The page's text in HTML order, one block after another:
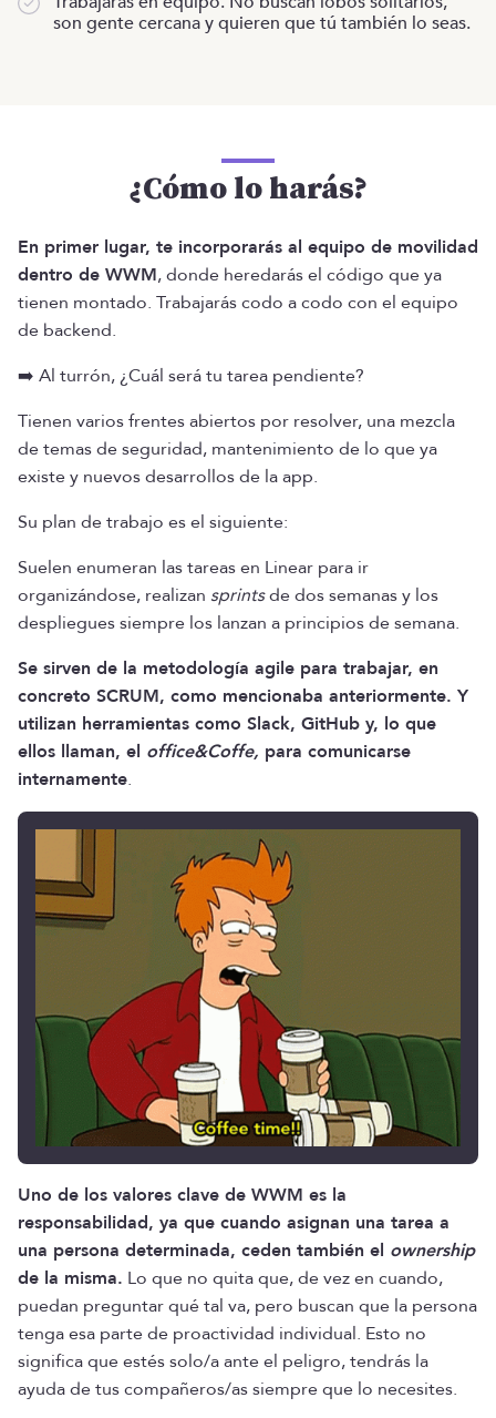
son gente cercana y quieren que tú también lo seas.
¿Cómo lo harás?
En primer lugar, te incorporarás al equipo de movilidad
dentro de WWM, donde heredarás el código que ya
tienen montado. Trabajarás codo a codo con el equipo
de backend.
➡️ Al turrón, ¿Cuál será tu tarea pendiente?
Tienen varios frentes abiertos por resolver, una mezcla
de temas de seguridad, mantenimiento de lo que ya
existe y nuevos desarrollos de la app.
Su plan de trabajo es el siguiente:
Suelen enumeran las tareas en Linear para ir
organizándose, realizan sprintsde dos semanas y los
despliegues siempre los lanzan a principios de semana.
Se sirven de la metodología agile para trabajar, en
concreto SCRUM, como mencionaba anteriormente. Y
utilizan herramientas como Slack, GitHub y, lo que
ellos llaman, el office&Coffe, para comunicarse
internamente.
Uno de los valores clave de WWM es la
responsabilidad, ya que cuando asignan una tarea a
una persona determinada, ceden también el ownership
de la misma. Lo que no quita que, de vez en cuando,
puedan preguntar qué tal va, pero buscan que la persona
tenga esa parte de proactividad individual. Esto no
significa que estés solo/a ante el peligro, tendrás la
ayuda de tus compañeros/as siempre que lo necesites.